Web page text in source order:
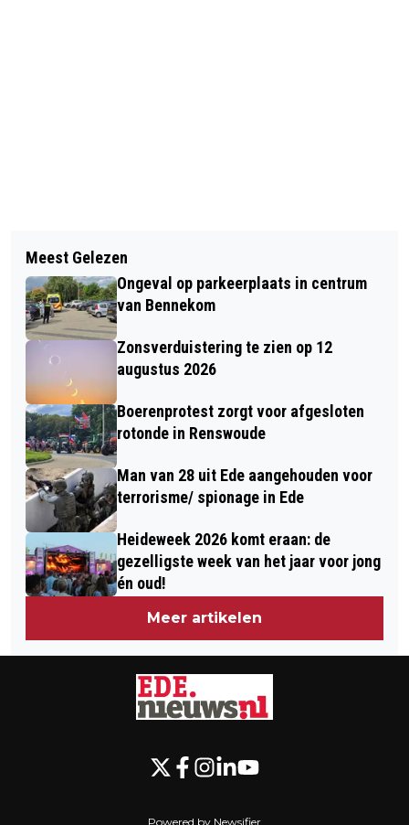
HOTEL DE STERRENBERG IN OTTERLO
DICHT WEGENS CORONA
POLITIE GAAT VUURWERKCONTROLES
UITVOEREN IN DE GRENSSTREEK
Meest Gelezen
Ongeval op parkeerplaats in centrum
van Bennekom
Zonsverduistering te zien op 12
augustus 2026
Boerenprotest zorgt voor afgesloten
rotonde in Renswoude
Man van 28 uit Ede aangehouden voor
terrorisme/ spionage in Ede
Heideweek 2026 komt eraan: de
gezelligste week van het jaar voor jong
én oud!
Meer artikelen
Powered by Newsifier